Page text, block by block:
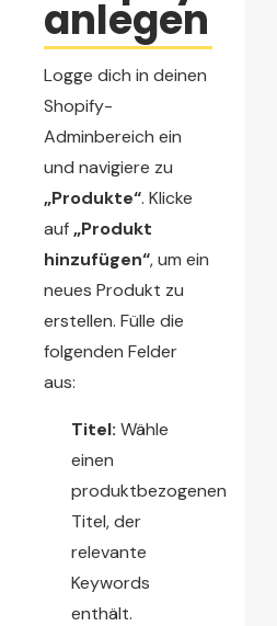
anlegen
Logge dich in deinen
Shopify-
Adminbereich ein
und navigiere zu
„Produkte“. Klicke
auf „Produkt
hinzufügen“, um ein
neues Produkt zu
erstellen. Fülle die
folgenden Felder
aus:
Titel: Wähle
einen
produktbezogenen
Titel, der
relevante
Keywords
enthält.